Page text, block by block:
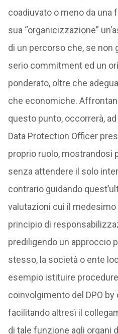
coadiuvato o meno da una
sua “organicizzazione”
di un percorso che, se non
serio commitment ed un
ponderato, oltre che
che economiche.
questo punto, occorrerà,
Data Protection Officer
proprio ruolo, mostrandosi
senza attendere il solo
contrario guidando
valutazioni cui il medesimo
principio di
prediligendo un approccio
stesso, la società o ente
esempio istituire
coinvolgimento del DPO
facilitando altresì il
di tale funzione agli organi